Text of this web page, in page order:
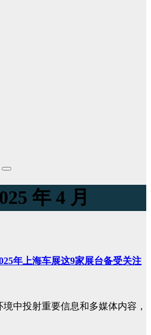
年 4 月
年上海车展这9家展台备受关注
中投射重要信息和多媒体内容，